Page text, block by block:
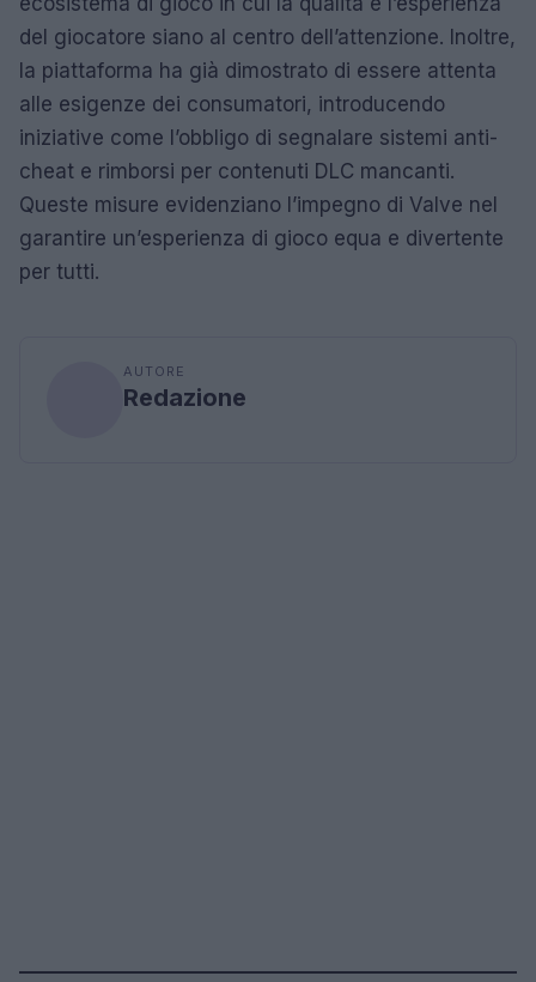
del giocatore siano al centro dell’attenzione. Inoltre,
la piattaforma ha già dimostrato di essere attenta
alle esigenze dei consumatori, introducendo
iniziative come l’obbligo di segnalare sistemi anti-
cheat e rimborsi per contenuti DLC mancanti.
Queste misure evidenziano l’impegno di Valve nel
garantire un’esperienza di gioco equa e divertente
per tutti.
AUTORE
Redazione